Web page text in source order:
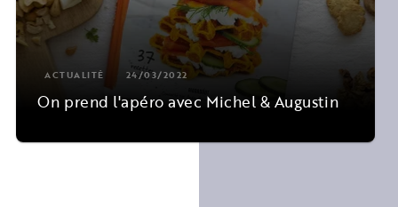
ACTUALITÉ 24/03/2022
On prend l'apéro avec Michel & Augustin